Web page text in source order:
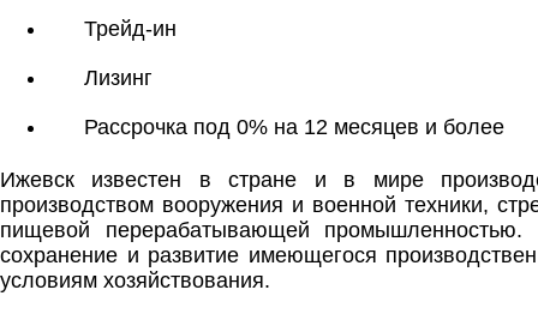
Трейд-ин
Лизинг
Рассрочка под 0% на 12 месяцев и более
Ижевск известен в стране и в мире
производством вооружения и военной техники,
пищевой перерабатывающей
сохранение и развитие имеющегося
условиям хозяйствования.